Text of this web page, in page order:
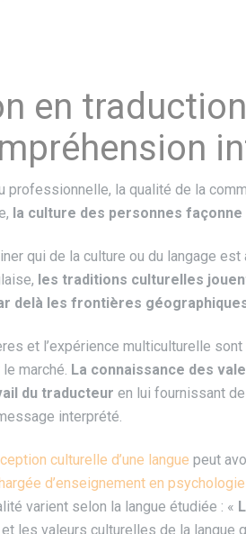
en
professionnelle, la qualité de la
la culture des personnes
qui de la culture ou du langage
les traditions culturelles
delà les frontières
et l’expérience multiculturelle sont
marché. La connaissance des
du traducteur en lui fournissant
interprété.
culturelle d’une langue peut
d’enseignement en
varient selon la langue étudiée : «
les valeurs culturelles de la langue